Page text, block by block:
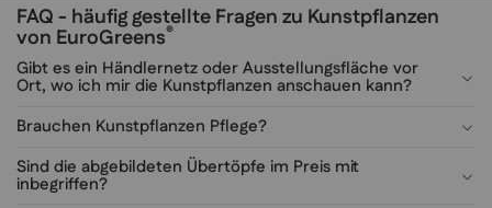
FAQ - häufig gestellte Fragen zu Kunstpflanzen
von EuroGreens®
Gibt es ein Händlernetz oder Ausstellungsfläche vor
Ort, wo ich mir die Kunstpflanzen anschauen kann?
Brauchen Kunstpflanzen Pflege?
Sind die abgebildeten Übertöpfe im Preis mit
inbegriffen?